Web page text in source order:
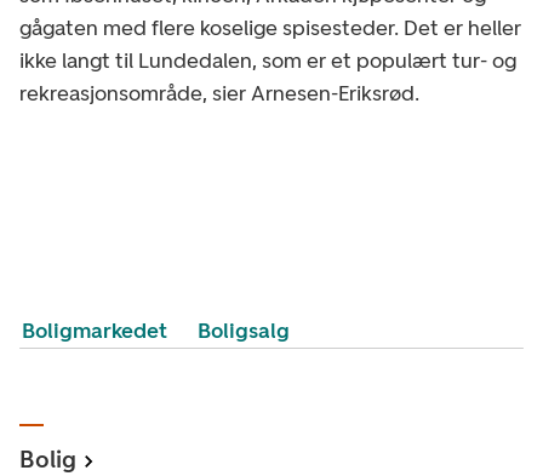
gågaten med flere koselige spisesteder. Det er heller
ikke langt til Lundedalen, som er et populært tur- og
rekreasjonsområde, sier Arnesen-Eriksrød.
Boligmarkedet Boligsalg
Bolig